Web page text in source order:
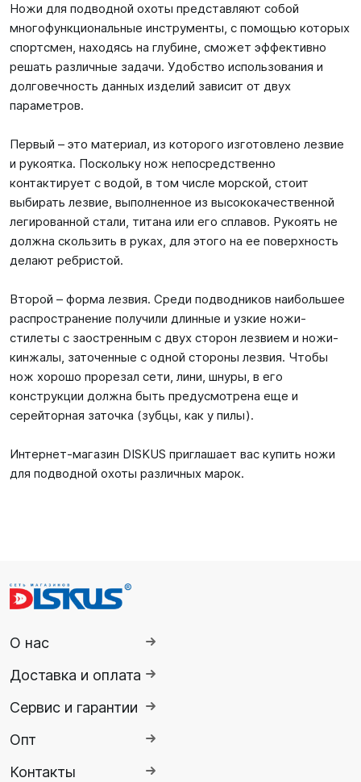
Ножи для подводной охоты представляют собой
многофункциональные инструменты, с помощью которых
спортсмен, находясь на глубине, сможет эффективно
решать различные задачи. Удобство использования и
долговечность данных изделий зависит от двух
параметров.
Первый – это материал, из которого изготовлено лезвие
и рукоятка. Поскольку нож непосредственно
контактирует с водой, в том числе морской, стоит
выбирать лезвие, выполненное из высококачественной
легированной стали, титана или его сплавов. Рукоять не
должна скользить в руках, для этого на ее поверхность
делают ребристой.
Второй – форма лезвия. Среди подводников наибольшее
распространение получили длинные и узкие ножи-
стилеты с заостренным с двух сторон лезвием и ножи-
кинжалы, заточенные с одной стороны лезвия. Чтобы
нож хорошо прорезал сети, лини, шнуры, в его
конструкции должна быть предусмотрена еще и
серейторная заточка (зубцы, как у пилы).
Интернет-магазин DISKUS приглашает вас купить ножи
для подводной охоты различных марок.
О нас
Доставка и оплата
Сервис и гарантии
Опт
Контакты